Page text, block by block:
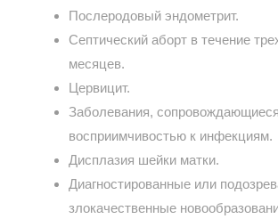
Послеродовый эндометрит.
Септический аборт в течение
месяцев.
Цервицит.
Заболевания,
восприимчивостью к инфекциям.
Дисплазия шейки матки.
Диагностированные или
злокачественные